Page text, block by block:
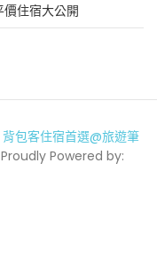
價住宿大公開
包客住宿首選@旅遊筆
Proudly Powered by: